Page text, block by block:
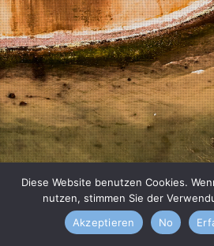
Diese Website benutzen Cookies.
nutzen, stimmen Sie der
Akzeptieren
No